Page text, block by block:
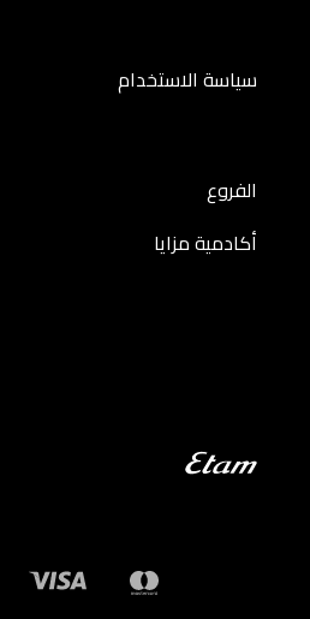
سياسة الاستخدام
الفروع
أكادمية مزايا